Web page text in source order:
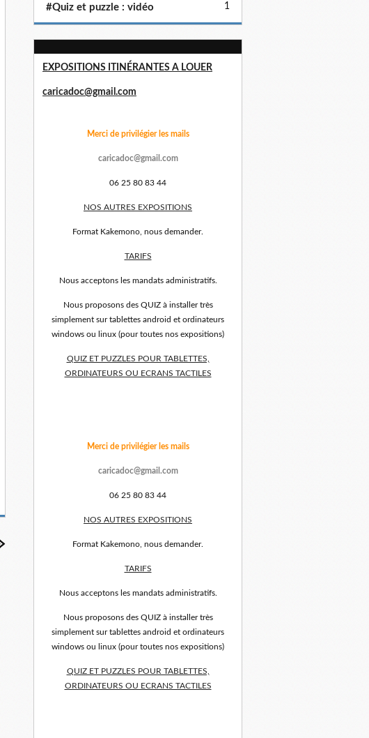
#Quiz et puzzle : vidéo 1
EXPOSITIONS ITINÉRANTES A LOUER
caricadoc@gmail.com
Merci de privilégier les mails
caricadoc@gmail.com
06 25 80 83 44
NOS AUTRES EXPOSITIONS
Format Kakemono, nous demander.
TARIFS
Nous acceptons les mandats administratifs.
Nous proposons des QUIZ à installer très
simplement sur tablettes android et ordinateurs
windows ou linux (pour toutes nos expositions)
QUIZ ET PUZZLES POUR TABLETTES,
ORDINATEURS OU ECRANS TACTILES
Merci de privilégier les mails
caricadoc@gmail.com
06 25 80 83 44
NOS AUTRES EXPOSITIONS
Format Kakemono, nous demander.
TARIFS
Nous acceptons les mandats administratifs.
Nous proposons des QUIZ à installer très
simplement sur tablettes android et ordinateurs
windows ou linux (pour toutes nos expositions)
QUIZ ET PUZZLES POUR TABLETTES,
ORDINATEURS OU ECRANS TACTILES